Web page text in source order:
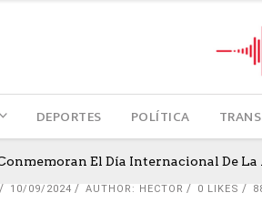
DEPORTES POLÍTICA
El Día Internacional De
10/09/2024 AUTHOR: HECTOR 0 LIKES